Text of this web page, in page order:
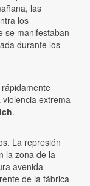
las
los
se manifestaban
durante los
extrema
.
La represión
la zona de la
avenida
de la fábrica